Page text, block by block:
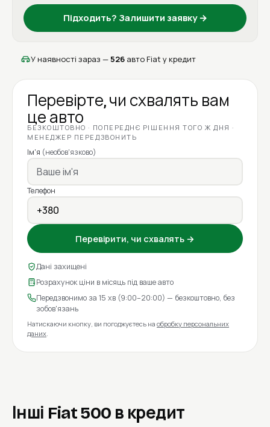
Підходить? Залишити заявку →
У наявності зараз —526 авто Fiat у кредит
Перевірте, чи схвалять вам
це авто
БЕЗКОШТОВНО · ПОПЕРЕДНЄ РІШЕННЯ ТОГО Ж ДНЯ ·
МЕНЕДЖЕР ПЕРЕДЗВОНИТЬ
Ім'я (необов'язково)
Телефон
Перевірити, чи схвалять →
Дані захищені
Розрахунок ціни в місяць під ваше авто
Передзвонимо за 15 хв (9:00–20:00) — безкоштовно, без
зобов'язань
Натискаючи кнопку, ви погоджуєтесь на обробку персональних
даних.
Інші Fiat 500 в кредит